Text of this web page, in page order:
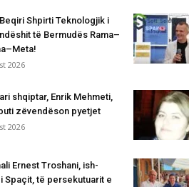
Shpirti Teknologjik i
të Bermudës Rama–
2026
shqiptar, Enrik Mehmeti,
zëvendëson pyetjet
2026
Ernest Troshani, ish-
Spaçit, të persekutuarit e